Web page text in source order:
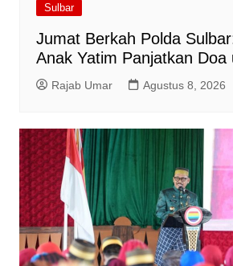
Sulbar
Jumat Berkah Polda
Anak Yatim Panjatkan Doa
Rajab Umar Agustus 8, 2026